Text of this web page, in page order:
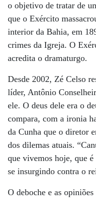
o objetivo de tratar de
que o Exército
interior da Bahia, em
crimes da Igreja. O
acredita o dramaturgo.
Desde 2002, Zé Celso
líder, Antônio
ele. O deus dele era o
compara, com a ironia
da Cunha que o diretor
dos dilemas atuais.
que vivemos hoje, que
se insurgindo contra o
O deboche e as